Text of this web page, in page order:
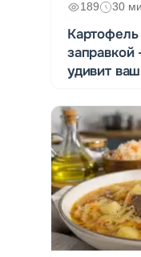
189 30
Картофель
заправкой
удивит